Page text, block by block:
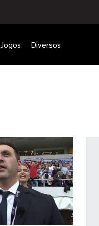
Jogos Diversos